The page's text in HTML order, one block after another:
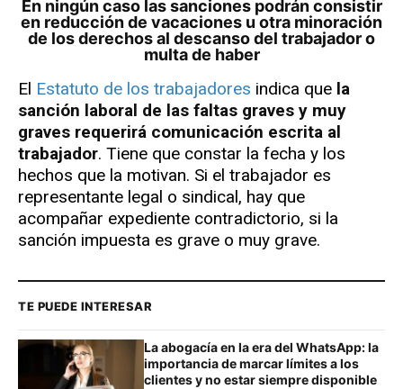
En ningún caso las sanciones podrán consistir
en reducción de vacaciones u otra minoración
de los derechos al descanso del trabajador o
multa de haber
El Estatuto de los trabajadores indica que la
sanción laboral de las faltas graves y muy
graves requerirá comunicación escrita al
trabajador. Tiene que constar la fecha y los
hechos que la motivan. Si el trabajador es
representante legal o sindical, hay que
acompañar expediente contradictorio, si la
sanción impuesta es grave o muy grave.
TE PUEDE INTERESAR
La abogacía en la era del WhatsApp: la
importancia de marcar límites a los
clientes y no estar siempre disponible